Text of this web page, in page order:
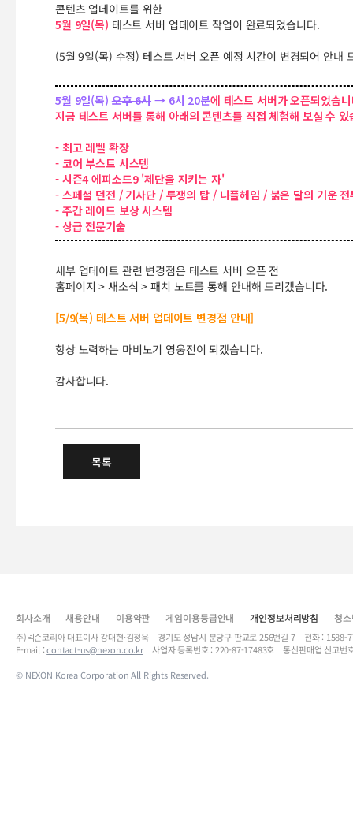
콘텐츠 업데이트를 위한
5월 9일(목) 테스트 서버 업데이트 작업이 완료되었습니다.
(5월 9일(목) 수정) 테스트 서버 오픈 예정 시간이 변경되어 안내
5월 9일(목)오후 6시 → 6시 20분에 테스트 서버가 오픈되었습
지금 테스트 서버를 통해 아래의 콘텐츠를 직접 체험해 보실 수 있
- 최고 레벨 확장
- 코어 부스트 시스템
- 시즌4 에피소드9 '제단을 지키는 자'
- 스페셜 던전 / 기사단 / 투쟁의 탑 / 니플헤임 / 붉은 달의 기운 전
- 주간 레이드 보상 시스템
- 상급 전문기술
세부 업데이트 관련 변경점은 테스트 서버 오픈 전
홈페이지 > 새소식 > 패치 노트를 통해 안내해 드리겠습니다.
[5/9(목) 테스트 서버 업데이트 변경점 안내]
항상 노력하는 마비노기 영웅전이 되겠습니다.
감사합니다.
목록
회사소개 채용안내 이용약관 게임이용등급안내 개인정보처리방침 청
주)넥슨코리아 대표이사 강대현·김정욱 경기도 성남시 분당구 판교로 256번길 7 전화 :
E-mail :contact-us@nexon.co.kr사업자 등록번호 : 220-87-17483호 통신판매업 신고번
© NEXON Korea Corporation All Rights Reserved.